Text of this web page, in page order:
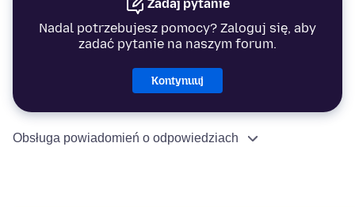
Zadaj pytanie
Nadal potrzebujesz pomocy? Zaloguj się, aby
zadać pytanie na naszym forum.
Kontynuuj
Obsługa powiadomień o odpowiedziach